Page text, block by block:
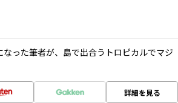
った筆者が、島で出合うトロピカルでマジ
詳細を見る